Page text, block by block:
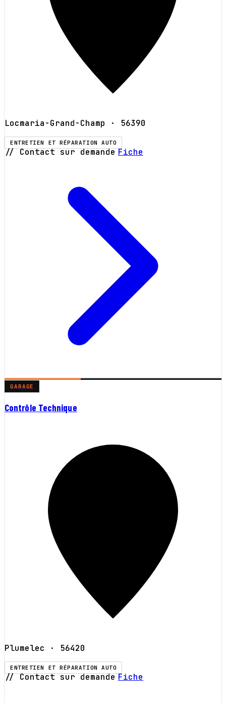
Locmaria-Grand-Champ · 56390
ENTRETIEN ET RÉPARATION AUTO
// Contact sur demande Fiche
GARAGE
Contrôle Technique
Plumelec · 56420
ENTRETIEN ET RÉPARATION AUTO
// Contact sur demande Fiche